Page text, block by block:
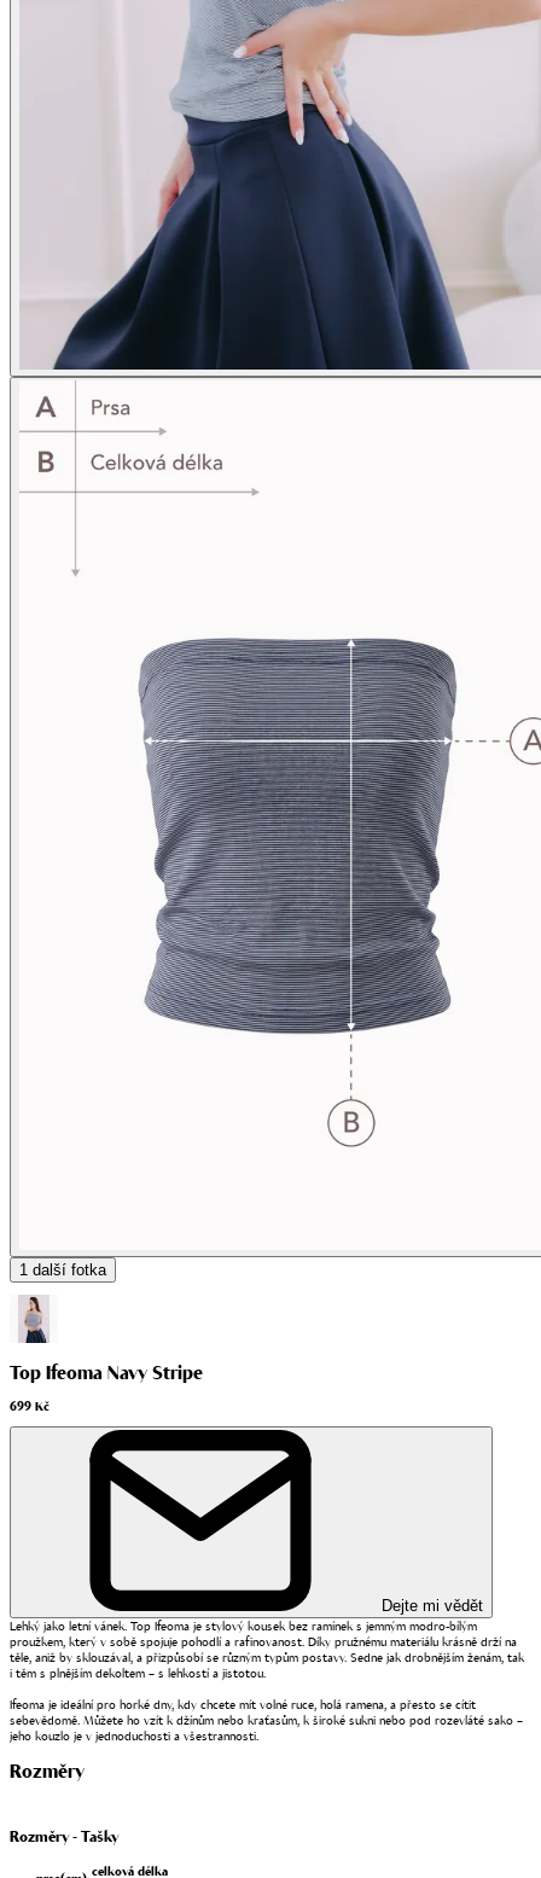
1 další fotka
Top Ifeoma Navy Stripe
699 Kč
Dejte mi vědět
Lehký jako letní vánek. Top Ifeoma je stylový kousek bez ramínek s jemným modro-bílým
proužkem, který v sobě spojuje pohodlí a rafinovanost. Díky pružnému materiálu krásně drží na
těle, aniž by sklouzával, a přizpůsobí se různým typům postavy. Sedne jak drobnějším ženám, tak
i těm s plnějším dekoltem – s lehkostí a jistotou.
Ifeoma je ideální pro horké dny, kdy chcete mít volné ruce, holá ramena, a přesto se cítit
sebevědomě. Můžete ho vzít k džínům nebo kraťasům, k široké sukni nebo pod rozevláté sako –
jeho kouzlo je v jednoduchosti a všestrannosti.
Rozměry
Rozměry - Tašky
celková délka